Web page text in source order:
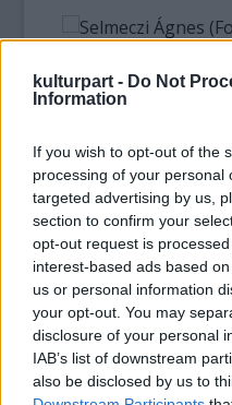
kulturpart - Do Not
Information
If you wish to opt-out of the
processing of your personal
targeted advertising by us,
section to confirm your
opt-out request is
interest-based ads based
us or personal information
your opt-out. You may
disclosure of your personal
IAB’s list of downstream
also be disclosed by us to
álmunk, hogy a
erre az öt napra
Budapest közelsége
állít elénk, így a
tartsa a fiatalokat,
kínálva. Ennek egyik
PostART, amelynek
térében koncerteket
szervezünk – a hely
Szent Tarzíciusz
össze. De